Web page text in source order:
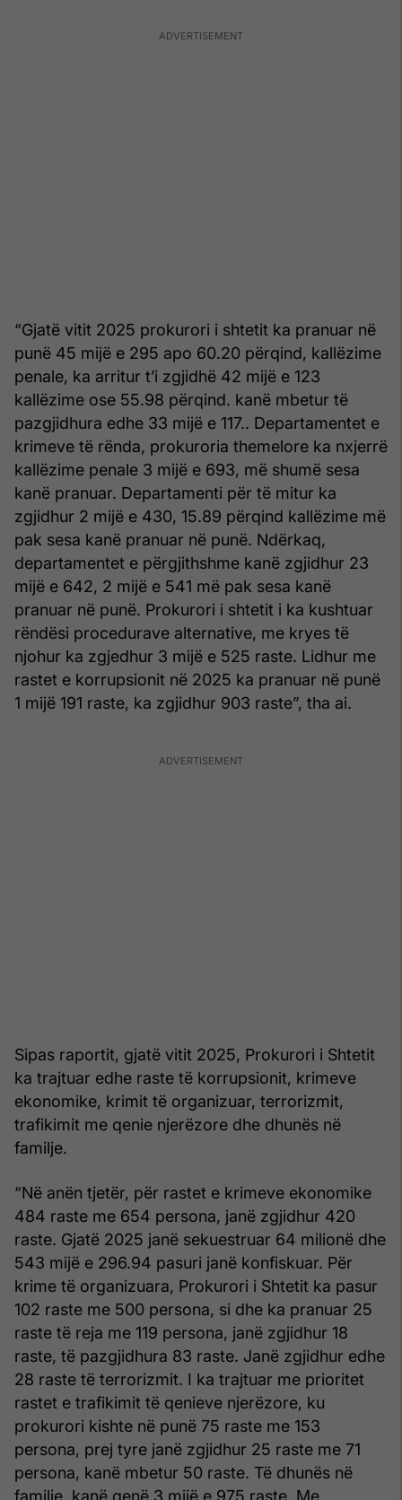
“Gjatë vitit 2025 prokurori i shtetit ka pranuar në
punë 45 mijë e 295 apo 60.20 përqind, kallëzime
penale, ka arritur t’i zgjidhë 42 mijë e 123
kallëzime ose 55.98 përqind. kanë mbetur të
pazgjidhura edhe 33 mijë e 117.. Departamentet e
krimeve të rënda, prokuroria themelore ka nxjerrë
kallëzime penale 3 mijë e 693, më shumë sesa
kanë pranuar. Departamenti për të mitur ka
zgjidhur 2 mijë e 430, 15.89 përqind kallëzime më
pak sesa kanë pranuar në punë. Ndërkaq,
departamentet e përgjithshme kanë zgjidhur 23
mijë e 642, 2 mijë e 541 më pak sesa kanë
pranuar në punë. Prokurori i shtetit i ka kushtuar
rëndësi procedurave alternative, me kryes të
njohur ka zgjedhur 3 mijë e 525 raste. Lidhur me
rastet e korrupsionit në 2025 ka pranuar në punë
1 mijë 191 raste, ka zgjidhur 903 raste”, tha ai.
Sipas raportit, gjatë vitit 2025, Prokurori i Shtetit
ka trajtuar edhe raste të korrupsionit, krimeve
ekonomike, krimit të organizuar, terrorizmit,
trafikimit me qenie njerëzore dhe dhunës në
familje.
“Në anën tjetër, për rastet e krimeve ekonomike
484 raste me 654 persona, janë zgjidhur 420
raste. Gjatë 2025 janë sekuestruar 64 milionë dhe
543 mijë e 296.94 pasuri janë konfiskuar. Për
krime të organizuara, Prokurori i Shtetit ka pasur
102 raste me 500 persona, si dhe ka pranuar 25
raste të reja me 119 persona, janë zgjidhur 18
raste, të pazgjidhura 83 raste. Janë zgjidhur edhe
28 raste të terrorizmit. I ka trajtuar me prioritet
rastet e trafikimit të qenieve njerëzore, ku
prokurori kishte në punë 75 raste me 153
persona, prej tyre janë zgjidhur 25 raste me 71
persona, kanë mbetur 50 raste. Të dhunës në
familje, kanë qenë 3 mijë e 975 raste. Me